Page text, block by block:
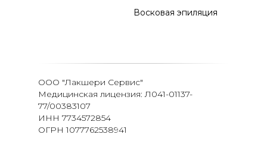
Восковая эпиляция
ООО "Лакшери Сервис"
Медицинская лицензия: Л041-01137-
77/00383107
ИНН 7734572854
ОГРН 1077762538941